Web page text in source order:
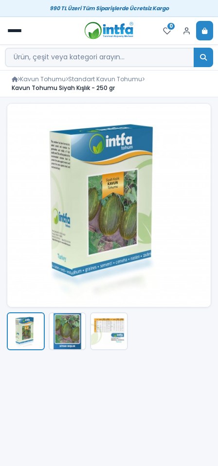
990 TL Üzeri Tüm Siparişlerde Ücretsiz Kargo
0
Kavun Tohumu Standart Kavun Tohumu
Kavun Tohumu Siyah Kışlık - 250 gr